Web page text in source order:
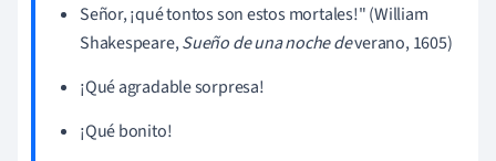
Señor, ¡qué tontos son estos mortales!" (William
Shakespeare,Sueño de una noche deverano, 1605)
¡Qué agradable sorpresa!
¡Qué bonito!